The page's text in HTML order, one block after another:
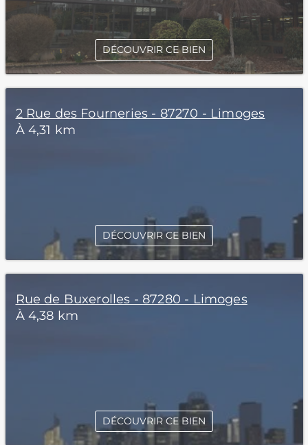
DÉCOUVRIR CE BIEN
2 Rue des Fourneries - 87270 - Limoges
À 4,31 km
DÉCOUVRIR CE BIEN
Rue de Buxerolles - 87280 - Limoges
À 4,38 km
DÉCOUVRIR CE BIEN